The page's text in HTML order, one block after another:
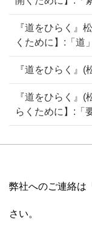
『道をひらく』
くために】:「道」
『道をひらく』(
『道をひらく』
らくために】:「
弊社へのご連絡は
さい。